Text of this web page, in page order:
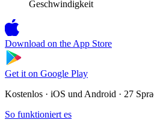
Geschwindigkeit
Download on the App Store
Get it on Google Play
Kostenlos · iOS und Android · 27
So funktioniert es